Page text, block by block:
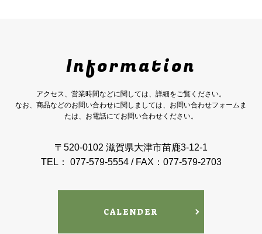
Information
アクセス、営業時間などに関しては、詳細をご覧ください。
なお、商品などのお問い合わせに関しましては、お問い合わせフォームま
たは、お電話にてお問い合わせください。
〒520-0102 滋賀県大津市苗鹿3-12-1
TEL： 077-579-5554 / FAX：077-579-2703
CALENDER